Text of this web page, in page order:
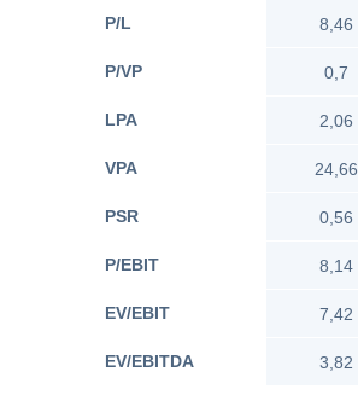
P/L 8,46
P/VP 0,7
LPA 2,06
VPA 24,66
PSR 0,56
P/EBIT 8,14
EV/EBIT 7,42
EV/EBITDA 3,82